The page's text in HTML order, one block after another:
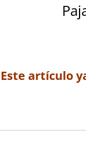
Este artículo